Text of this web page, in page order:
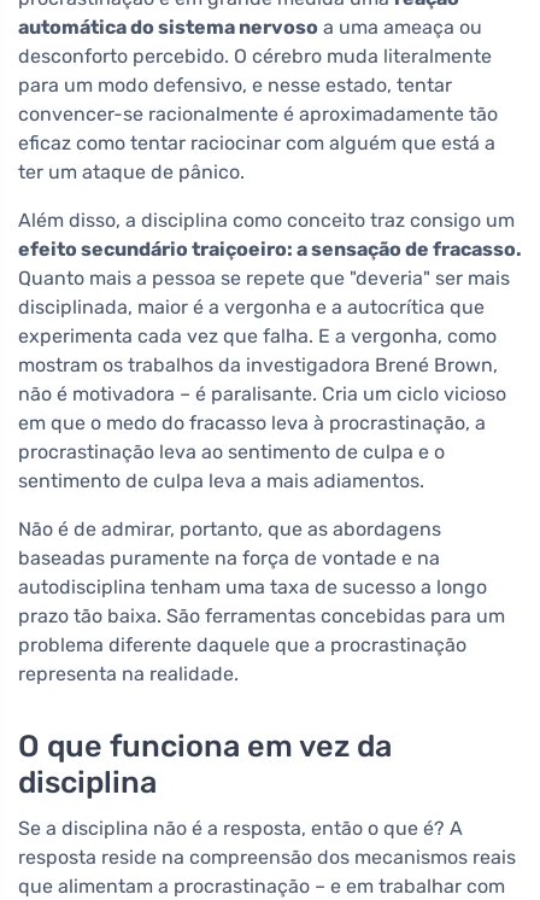
automática do sistema nervoso a uma ameaça ou
desconforto percebido. O cérebro muda literalmente
para um modo defensivo, e nesse estado, tentar
convencer-se racionalmente é aproximadamente tão
eficaz como tentar raciocinar com alguém que está a
ter um ataque de pânico.
Além disso, a disciplina como conceito traz consigo um
efeito secundário traiçoeiro: a sensação de fracasso.
Quanto mais a pessoa se repete que "deveria" ser mais
disciplinada, maior é a vergonha e a autocrítica que
experimenta cada vez que falha. E a vergonha, como
mostram os trabalhos da investigadora Brené Brown,
não é motivadora – é paralisante. Cria um ciclo vicioso
em que o medo do fracasso leva à procrastinação, a
procrastinação leva ao sentimento de culpa e o
sentimento de culpa leva a mais adiamentos.
Não é de admirar, portanto, que as abordagens
baseadas puramente na força de vontade e na
autodisciplina tenham uma taxa de sucesso a longo
prazo tão baixa. São ferramentas concebidas para um
problema diferente daquele que a procrastinação
representa na realidade.
O que funciona em vez da
disciplina
Se a disciplina não é a resposta, então o que é? A
resposta reside na compreensão dos mecanismos reais
que alimentam a procrastinação – e em trabalhar com